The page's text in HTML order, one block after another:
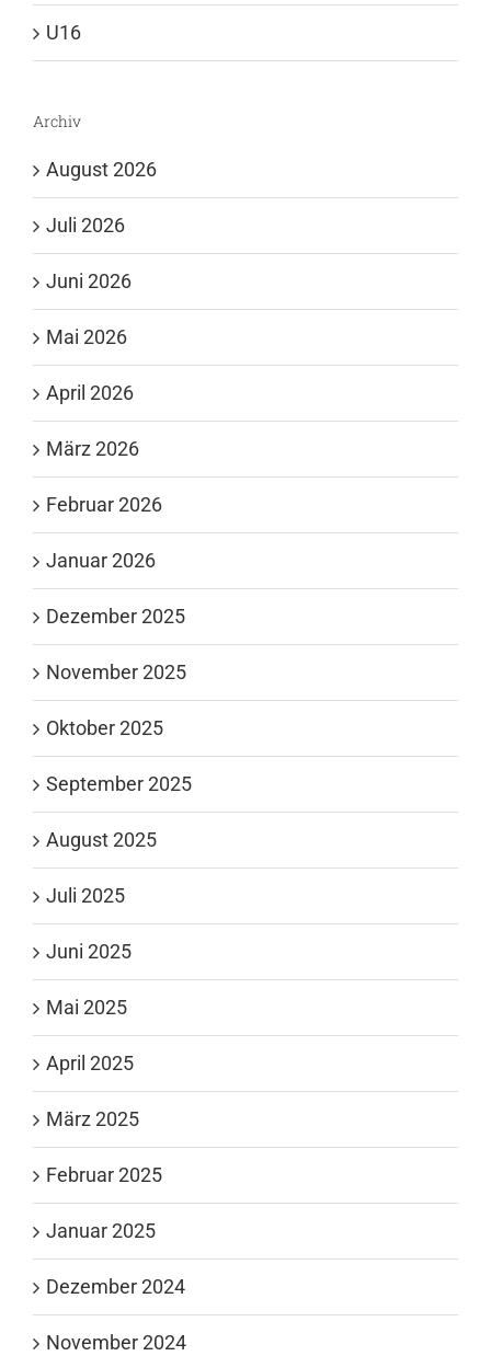
U16
Archiv
August 2026
Juli 2026
Juni 2026
Mai 2026
April 2026
März 2026
Februar 2026
Januar 2026
Dezember 2025
November 2025
Oktober 2025
September 2025
August 2025
Juli 2025
Juni 2025
Mai 2025
April 2025
März 2025
Februar 2025
Januar 2025
Dezember 2024
November 2024